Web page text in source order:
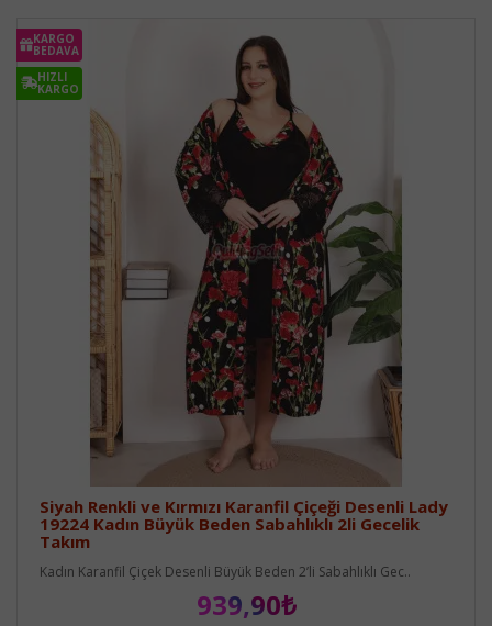
KARGO
BEDAVA
HIZLI
KARGO
Siyah Renkli ve Kırmızı Karanfil Çiçeği Desenli Lady
19224 Kadın Büyük Beden Sabahlıklı 2li Gecelik
Takım
Kadın Karanfil Çiçek Desenli Büyük Beden 2’li Sabahlıklı Gec..
939,90₺